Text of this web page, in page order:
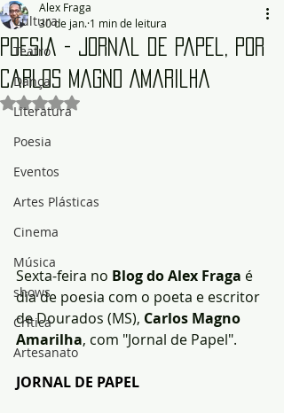
Cultura
Teatro
Dança
Literatura
Poesia
Eventos
Artes Plásticas
Cinema
Música
shows
Crítica
Artesanato
Poesia - Jornal de Papel, por
Carlos Magno Amarilha
Alex Fraga
30 de jan. 1 min de leitura
Avaliado com NaN de 5 estrelas.
Sexta-feira no Blog do Alex Fraga é
dia de poesia com o poeta e escritor
de Dourados (MS), Carlos Magno
Amarilha, com "Jornal de Papel".
JORNAL DE PAPEL